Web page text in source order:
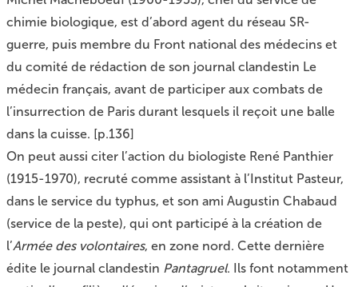
chimie biologique, est d’abord agent du réseau SR-
guerre, puis membre du Front national des médecins et
du comité de rédaction de son journal clandestin Le
médecin français, avant de participer aux combats de
l’insurrection de Paris durant lesquels il reçoit une balle
dans la cuisse. [p.136]
On peut aussi citer l’action du biologiste René Panthier
(1915-1970), recruté comme assistant à l’Institut Pasteur,
dans le service du typhus, et son ami Augustin Chabaud
(service de la peste), qui ont participé à la création de
l’Armée des volontaires, en zone nord. Cette dernière
édite le journal clandestin Pantagruel. Ils font notamment